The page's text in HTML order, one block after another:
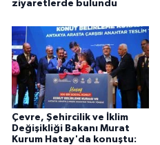
ziyaretlerde bulundu
Çevre, Şehircilik ve İklim
Değişikliği Bakanı Murat
Kurum Hatay'da konuştu: